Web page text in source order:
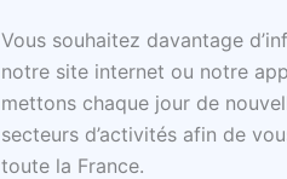
Vous souhaitez davantage
notre site internet ou notre
mettons chaque jour de
secteurs d’activités afin de
toute la France.